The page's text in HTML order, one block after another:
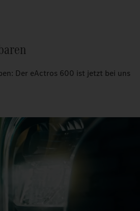
Der eActros 600 ist jetzt bei uns